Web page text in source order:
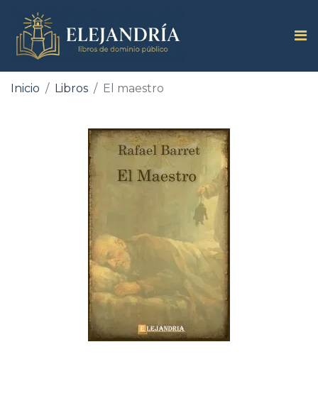
Inicio Libros El maestro